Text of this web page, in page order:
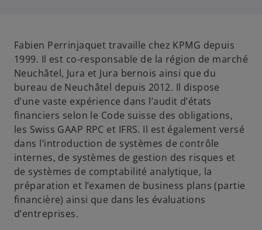
u
v
r
e
d
a
n
s
u
n
n
o
Fabien Perrinjaquet travaille chez KPMG depuis
1999. Il est co-responsable de la région de marché
Neuchâtel, Jura et Jura bernois ainsi que du
bureau de Neuchâtel depuis 2012. Il dispose
d’une vaste expérience dans l’audit d’états
financiers selon le Code suisse des obligations,
les Swiss GAAP RPC et IFRS. Il est également versé
dans l’introduction de systèmes de contrôle
internes, de systèmes de gestion des risques et
de systèmes de comptabilité analytique, la
préparation et l’examen de business plans (partie
financière) ainsi que dans les évaluations
d’entreprises.